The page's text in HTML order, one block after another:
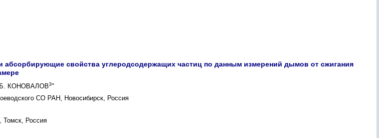
абсорбирующие свойства углеродсодержащих частиц по данным измерений дымов от сжигания
КОНОВАЛОВ3"
СО РАН, Новосибирск, Россия
Россия